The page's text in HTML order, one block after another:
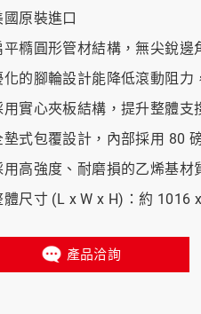
美國
國原裝進口
平橢圓形管材結構，無尖銳邊
化的腳輪設計能降低滾動阻力
用實心夾板結構，提升整體支
墊式包覆設計，內部採用 80
用高強度、耐磨損的乙烯基材
體尺寸 (L x W x H)：約 1016
產品洽詢